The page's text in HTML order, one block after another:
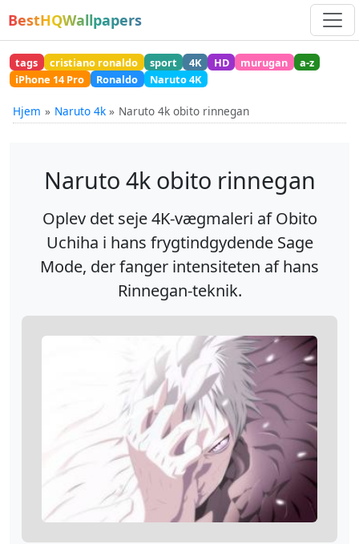
BestHQWallpapers
tags cristiano ronaldo sport 4K HD murugan
a-z
iPhone 14 Pro
Ronaldo Naruto 4K
Hjem Naruto 4k Naruto 4k obito rinnegan
Naruto 4k obito rinnegan
Oplev det seje 4K-vægmaleri af Obito
Uchiha i hans frygtindgydende Sage
Mode, der fanger intensiteten af hans
Rinnegan-teknik.